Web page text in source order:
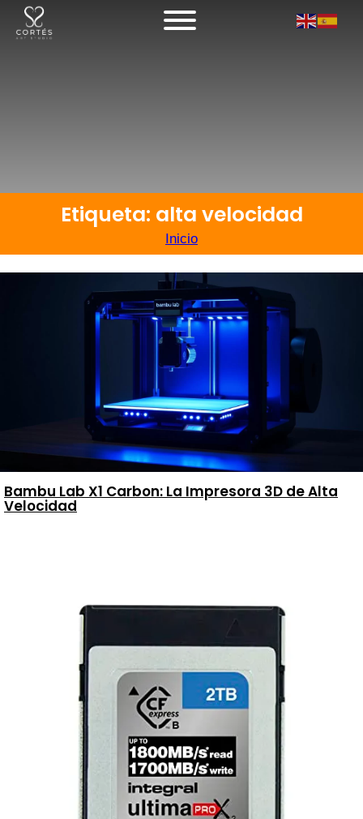
Etiqueta: alta velocidad
Inicio
Bambu Lab X1 Carbon: La Impresora 3D de Alta
Velocidad